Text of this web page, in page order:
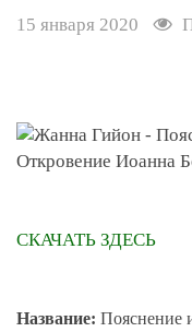
15 января 2020
СКАЧАТЬ ЗДЕСЬ
Название: Пояснение